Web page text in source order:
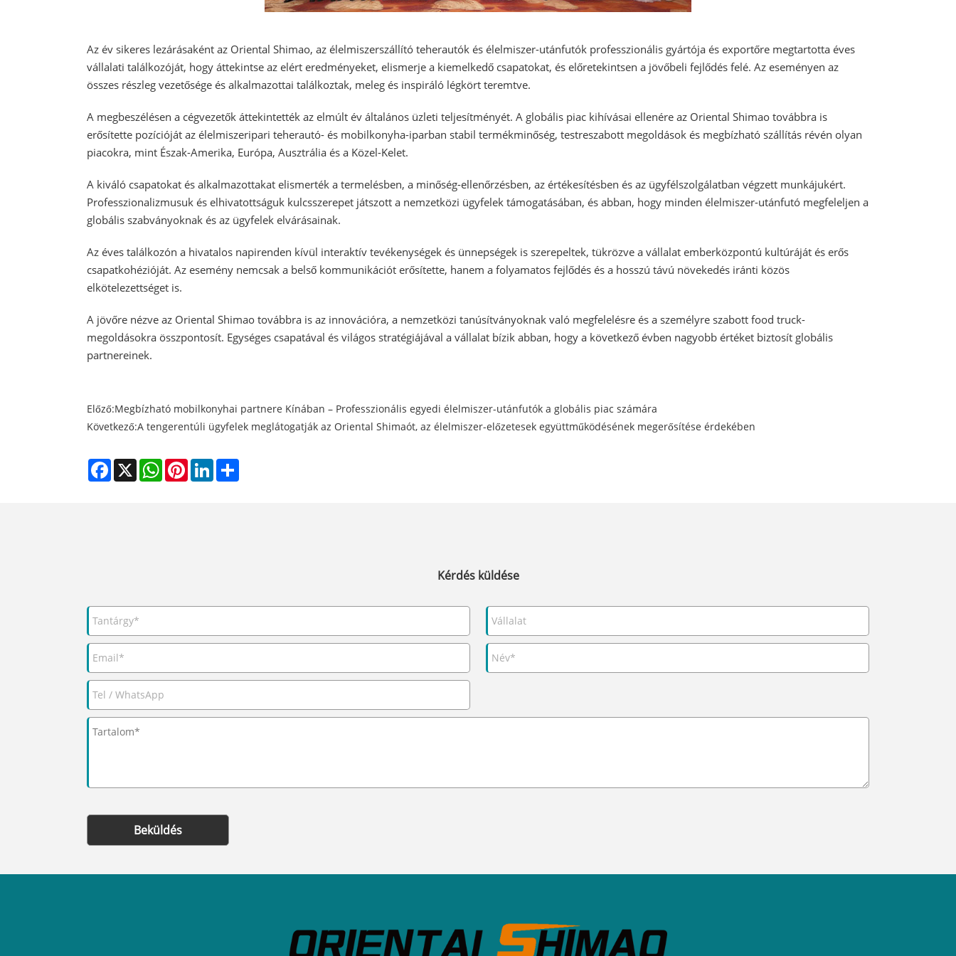
Az év sikeres lezárásaként az Oriental Shimao, az élelmiszerszállító teherautók és élelmiszer-utánfutók professzionális gyártója és exportőre megtartotta éves
vállalati találkozóját, hogy áttekintse az elért eredményeket, elismerje a kiemelkedő csapatokat, és előretekintsen a jövőbeli fejlődés felé. Az eseményen az
összes részleg vezetősége és alkalmazottai találkoztak, meleg és inspiráló légkört teremtve.
A megbeszélésen a cégvezetők áttekintették az elmúlt év általános üzleti teljesítményét. A globális piac kihívásai ellenére az Oriental Shimao továbbra is
erősítette pozícióját az élelmiszeripari teherautó- és mobilkonyha-iparban stabil termékminőség, testreszabott megoldások és megbízható szállítás révén olyan
piacokra, mint Észak-Amerika, Európa, Ausztrália és a Közel-Kelet.
A kiváló csapatokat és alkalmazottakat elismerték a termelésben, a minőség-ellenőrzésben, az értékesítésben és az ügyfélszolgálatban végzett munkájukért.
Professzionalizmusuk és elhivatottságuk kulcsszerepet játszott a nemzetközi ügyfelek támogatásában, és abban, hogy minden élelmiszer-utánfutó megfeleljen a
globális szabványoknak és az ügyfelek elvárásainak.
Az éves találkozón a hivatalos napirenden kívül interaktív tevékenységek és ünnepségek is szerepeltek, tükrözve a vállalat emberközpontú kultúráját és erős
csapatkohézióját. Az esemény nemcsak a belső kommunikációt erősítette, hanem a folyamatos fejlődés és a hosszú távú növekedés iránti közös
elkötelezettséget is.
A jövőre nézve az Oriental Shimao továbbra is az innovációra, a nemzetközi tanúsítványoknak való megfelelésre és a személyre szabott food truck-
megoldásokra összpontosít. Egységes csapatával és világos stratégiájával a vállalat bízik abban, hogy a következő évben nagyobb értéket biztosít globális
partnereinek.
Előző:Megbízható mobilkonyhai partnere Kínában – Professzionális egyedi élelmiszer-utánfutók a globális piac számára
Következő:A tengerentúli ügyfelek meglátogatják az Oriental Shimaót, az élelmiszer-előzetesek együttműködésének megerősítése érdekében
Facebook
X WhatsAppPinterestLinkedIn
Kérdés küldése
Beküldés